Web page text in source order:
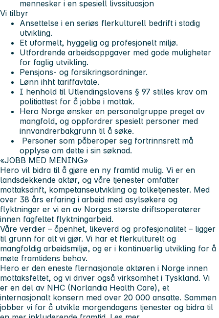
mennesker i en spesiell livssituasjon
Vi tilbyr
Ansettelse i en seriøs flerkulturell bedrift i stadig
utvikling.
Et uformelt, hyggelig og profesjonelt miljø.
Utfordrende arbeidsoppgaver med gode muligheter
for faglig utvikling.
Pensjons- og forsikringsordninger.
Lønn ihht tariffavtale.
I henhold til Utlendingslovens § 97 stilles krav om
politiattest for å jobbe i mottak.
Hero Norge ønsker en personalgruppe preget av
mangfold, og oppfordrer spesielt personer med
innvandrerbakgrunn til å søke.
Personer som påberoper seg fortrinnsrett må
opplyse om dette i sin søknad.
«JOBB MED MENING»
Hero vil bidra til å gjøre en ny framtid mulig. Vi er en
landsdekkende aktør, og våre tjenester omfatter
mottaksdrift, kompetanseutvikling og tolketjenester. Med
over 38 års erfaring i arbeid med asylsøkere og
flyktninger er vi en av Norges største driftsoperatører
innen fagfeltet flyktningarbeid.
Våre verdier – åpenhet, likeverd og profesjonalitet – ligger
til grunn for alt vi gjør. Vi har et flerkulturelt og
mangfoldig arbeidsmiljø, og er i kontinuerlig utvikling for å
møte framtidens behov.
Hero er den eneste flernasjonale aktøren i Norge innen
mottaksfeltet, og vi driver også virksomhet i Tyskland. Vi
er en del av NHC (Norlandia Health Care), et
internasjonalt konsern med over 20 000 ansatte. Sammen
jobber vi for å utvikle morgendagens tjenester og bidra til